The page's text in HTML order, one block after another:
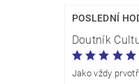
POSLEDNÍ
Jako vždy